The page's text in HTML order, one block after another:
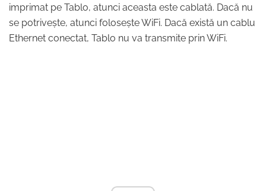
imprimat pe Tablo, atunci aceasta este cablată. Dacă nu
se potrivește, atunci folosește WiFi. Dacă există un cablu
Ethernet conectat, Tablo nu va transmite prin WiFi.